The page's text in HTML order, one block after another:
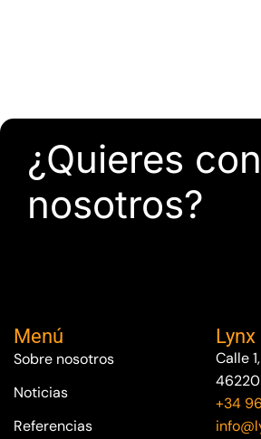
¿Quieres
nosotros?
Menú
Sobre nosotros
Noticias
Referencias
Calle
+34